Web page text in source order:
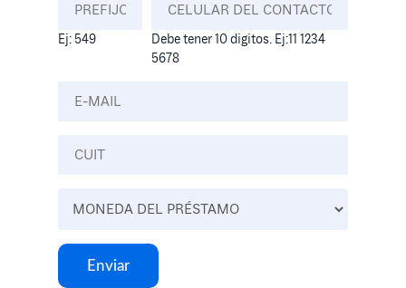
Ej: 549
Debe tener 10 digitos. Ej:11 1234
5678
Enviar